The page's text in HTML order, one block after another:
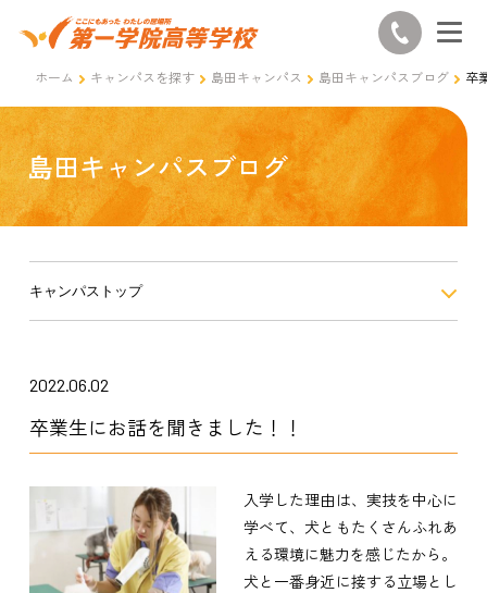
ホーム キャンパスを探す 島田キャンパス 島田キャンパスブログ 卒
島田キャンパスブログ
キャンパストップ
2022.06.02
卒業生にお話を聞きました！！
入学した理由は、実技を中心に
学べて、犬ともたくさんふれあ
える環境に魅力を感じたから。
犬と一番身近に接する立場とし